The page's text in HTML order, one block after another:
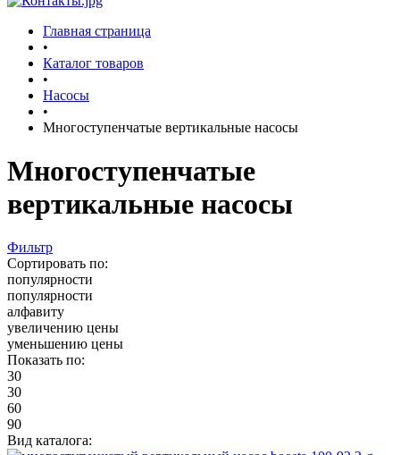
Главная страница
•
Каталог товаров
•
Насосы
•
Многоступенчатые вертикальные насосы
Многоступенчатые
вертикальные насосы
Фильтр
Сортировать по:
популярности
популярности
алфавиту
увеличению цены
уменьшению цены
Показать по:
30
30
60
90
Вид каталога: